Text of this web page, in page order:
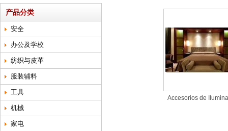
产品分类
安全
办公及学校
纺织与皮革
服装辅料
工具
机械
家电
Accesorios de